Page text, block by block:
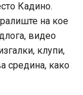
Кадино.
на кое
видео
клупи,
средина, како